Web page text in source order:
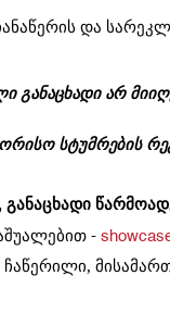
და
განაცხადი არ
სტუმრების
განაცხადი
-
ჩაწერილი,